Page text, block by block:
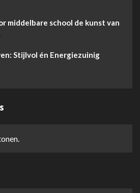
middelbare school de kunst van
Stijlvol én Energiezuinig